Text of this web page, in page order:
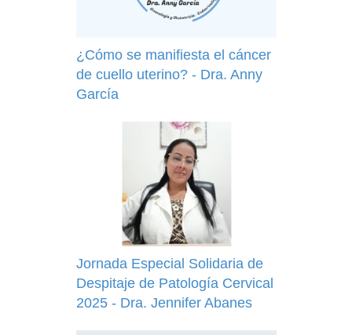
¿Cómo se manifiesta el cáncer
de cuello uterino? - Dra. Anny
García
Jornada Especial Solidaria de
Despitaje de Patología Cervical
2025 - Dra. Jennifer Abanes